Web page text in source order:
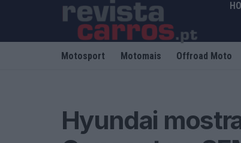
Motosport Motomais Offroad Moto
Hyundai